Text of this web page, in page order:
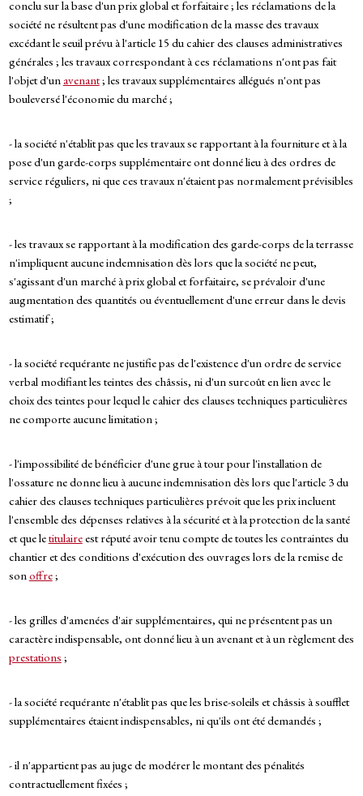
conclu sur la base d'un prix global et forfaitaire ; les réclamations de la
société ne résultent pas d'une modification de la masse des travaux
excédant le seuil prévu à l'article 15 du cahier des clauses administratives
générales ; les travaux correspondant à ces réclamations n'ont pas fait
l'objet d'unavenant; les travaux supplémentaires allégués n'ont pas
bouleversé l'économie du marché ;
- la société n'établit pas que les travaux se rapportant à la fourniture et à la
pose d'un garde-corps supplémentaire ont donné lieu à des ordres de
service réguliers, ni que ces travaux n'étaient pas normalement prévisibles
;
- les travaux se rapportant à la modification des garde-corps de la terrasse
n'impliquent aucune indemnisation dès lors que la société ne peut,
s'agissant d'un marché à prix global et forfaitaire, se prévaloir d'une
augmentation des quantités ou éventuellement d'une erreur dans le devis
estimatif ;
- la société requérante ne justifie pas de l'existence d'un ordre de service
verbal modifiant les teintes des châssis, ni d'un surcoût en lien avec le
choix des teintes pour lequel le cahier des clauses techniques particulières
ne comporte aucune limitation ;
- l'impossibilité de bénéficier d'une grue à tour pour l'installation de
l'ossature ne donne lieu à aucune indemnisation dès lors que l'article 3 du
cahier des clauses techniques particulières prévoit que les prix incluent
l'ensemble des dépenses relatives à la sécurité et à la protection de la santé
et que letitulaireest réputé avoir tenu compte de toutes les contraintes du
chantier et des conditions d'exécution des ouvrages lors de la remise de
sonoffre;
- les grilles d'amenées d'air supplémentaires, qui ne présentent pas un
caractère indispensable, ont donné lieu à un avenant et à un règlement des
prestations ;
- la société requérante n'établit pas que les brise-soleils et châssis à soufflet
supplémentaires étaient indispensables, ni qu'ils ont été demandés ;
- il n'appartient pas au juge de modérer le montant des pénalités
contractuellement fixées ;